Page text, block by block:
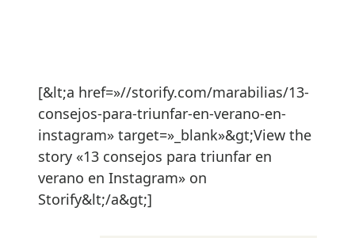
[&lt;a href=»//storify.com/marabilias/13-
consejos-para-triunfar-en-verano-en-
instagram» target=»_blank»&gt;View the
story «13 consejos para triunfar en
verano en Instagram» on
Storify&lt;/a&gt;]